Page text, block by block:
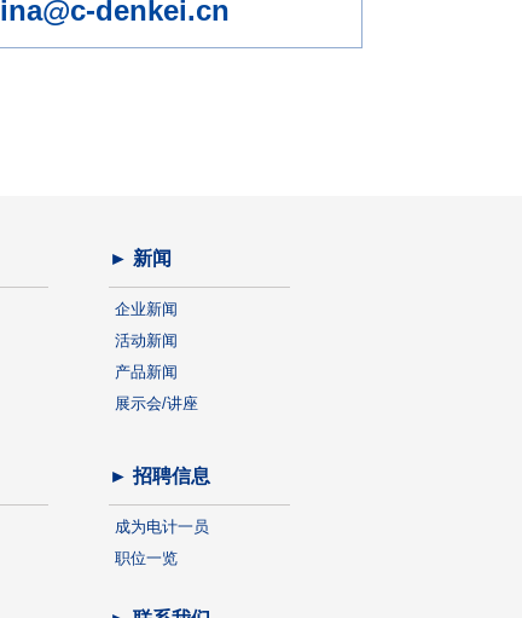
denkei.cn
► 新闻
企业新闻
活动新闻
产品新闻
展示会/讲座
► 招聘信息
成为电计一员
职位一览